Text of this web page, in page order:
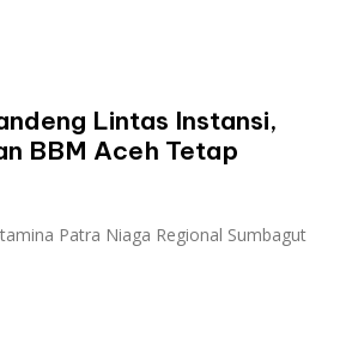
Lintas Instansi,
BBM Aceh Tetap
Patra Niaga Regional Sumbagut